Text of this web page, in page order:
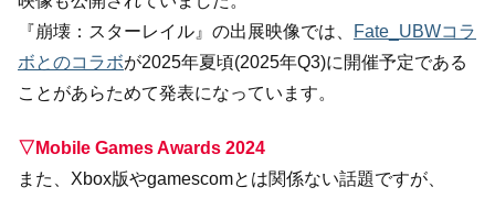
『崩壊：スターレイル』の出展映像では、
Fate_UBWコラ
ボとのコラボが2025年夏頃(2025年Q3)に開催予定である
ことがあらためて発表になっています。
▽Mobile Games Awards 2024
また、Xbox版やgamescomとは関係ない話題ですが、